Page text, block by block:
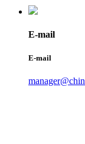
E-mail
E-mail